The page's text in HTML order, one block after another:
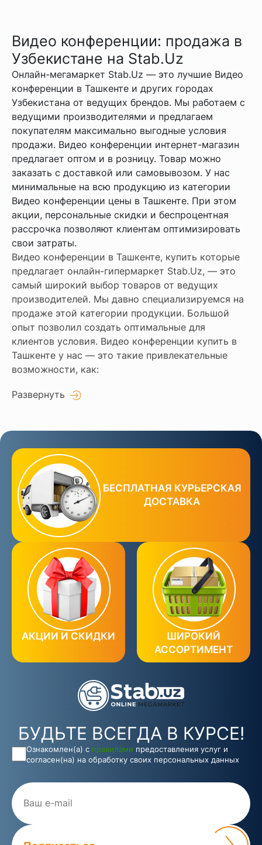
Видео конференции: продажа в
Узбекистане на Stab.Uz
Онлайн-мегамаркет Stab.Uz — это лучшие Видео
конференции в Ташкенте и других городах
Узбекистана от ведущих брендов. Мы работаем с
ведущими производителями и предлагаем
покупателям максимально выгодные условия
продажи. Видео конференции интернет-магазин
предлагает оптом и в розницу. Товар можно
заказать с доставкой или самовывозом. У нас
минимальные на всю продукцию из категории
Видео конференции цены в Ташкенте. При этом
акции, персональные скидки и беспроцентная
рассрочка позволяют клиентам оптимизировать
свои затраты.
Видео конференции в Ташкенте, купить которые
предлагает онлайн-гипермаркет Stab.Uz, — это
самый широкий выбор товаров от ведущих
производителей. Мы давно специализируемся на
продаже этой категории продукции. Большой
опыт позволил создать оптимальные для
клиентов условия. Видео конференции купить в
Ташкенте у нас — это такие привлекательные
возможности, как:
Развернуть
БЕСПЛАТНАЯ КУРЬЕРСКАЯ
ДОСТАВКА
АКЦИИ И СКИДКИ
ШИРОКИЙ
АССОРТИМЕНТ
БУДЬТЕ ВСЕГДА В КУРСЕ!
Ознакомлен(а) с правилами предоставления услуг и
согласен(на) на обработку своих персональных данных